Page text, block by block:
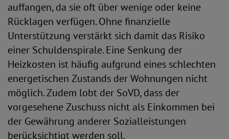
auffangen, da sie oft über wenige oder keine
Rücklagen verfügen. Ohne finanzielle
Unterstützung verstärkt sich damit das Risiko
einer Schuldenspirale. Eine Senkung der
Heizkosten ist häufig aufgrund eines schlechten
energetischen Zustands der Wohnungen nicht
möglich. Zudem lobt der SoVD, dass der
vorgesehene Zuschuss nicht als Einkommen bei
der Gewährung anderer Sozialleistungen
berücksichtigt werden soll.